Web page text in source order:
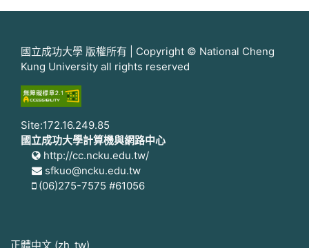
國立成功大學 版權所有 | Copyright © National Cheng
Kung University all rights reserved
Site:172.16.249.85
國立成功大學計算機與網路中心
http://cc.ncku.edu.tw/
sfkuo@ncku.edu.tw
(06)275-7575 #61056
正體中文 ‎(zh_tw)‎